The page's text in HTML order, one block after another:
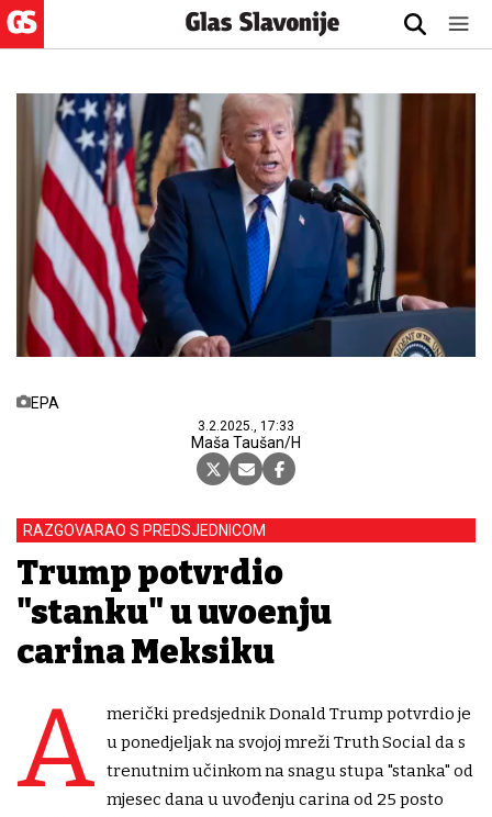
EPA
3.2.2025., 17:33
Maša Taušan/H
RAZGOVARAO S PREDSJEDNICOM
Trump potvrdio
"stanku" u uvođenju
carina Meksiku
A
merički predsjednik Donald Trump potvrdio je
u ponedjeljak na svojoj mreži Truth Social da s
trenutnim učinkom na snagu stupa "stanka" od
mjesec dana u uvođenju carina od 25 posto